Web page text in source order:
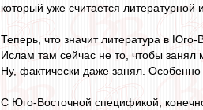
который уже считается
Теперь, что значит литература в
Ислам там сейчас не то, чтобы занял
Ну, фактически даже занял. Особенно
С Юго-Восточной спецификой,